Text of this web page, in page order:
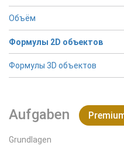
Объём
Формулы 2D объектов
Формулы 3D объектов
Aufgaben
Grundlagen